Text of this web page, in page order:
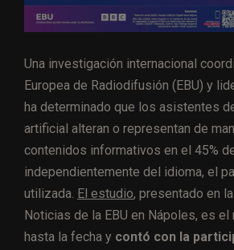
Una investigación internacional
Europea de Radiodifusión (EBU) y
ha determinado que los asistentes
artificial alteran o representan de
contenidos informativos en el 45%
independientemente del idioma, el
utilizada. El estudio, presentado en
Noticias de la EBU en Nápoles, es
hasta la fecha y contó con la